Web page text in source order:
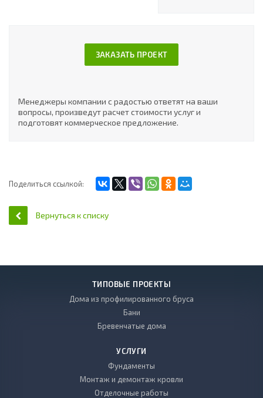
ЗАКАЗАТЬ ПРОЕКТ
Менеджеры компании с радостью ответят на ваши
вопросы, произведут расчет стоимости услуг и
подготовят коммерческое предложение.
Поделиться ссылкой:
Вернуться к списку
ТИПОВЫЕ ПРОЕКТЫ
Дома из профилированного бруса
Бани
Бревенчатые дома
УСЛУГИ
Фундаменты
Монтаж и демонтаж кровли
Отделочные работы